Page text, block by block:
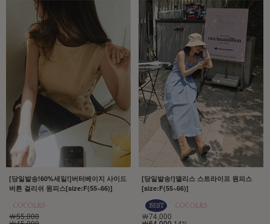
[당일발송!60%세일!]버터베이지 사이드
버튼 걸리쉬 원피스[size:F(55~66)]
￦55,000
[당일발송!]앨리스 스트라이프 원피스
[size:F(55~66)]
￦74,000